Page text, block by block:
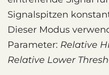
Signalspitzen
Dieser Modus
Parameter: Relative
Relative Lower